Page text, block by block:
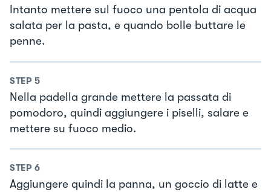
Intanto mettere sul fuoco una pentola di acqua
salata per la pasta, e quando bolle buttare le
penne.
STEP 5
Nella padella grande mettere la passata di
pomodoro, quindi aggiungere i piselli, salare e
mettere su fuoco medio.
STEP 6
Aggiungere quindi la panna, un goccio di latte e